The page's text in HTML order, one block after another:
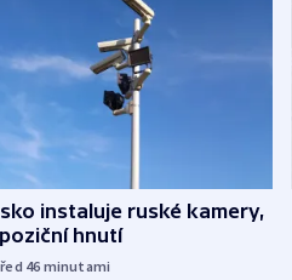
instaluje ruské kamery,
hnutí
46 minutami